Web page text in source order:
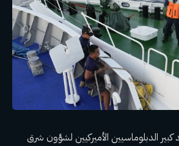
الدبلوماسيين الأميركيين لشؤون شرق